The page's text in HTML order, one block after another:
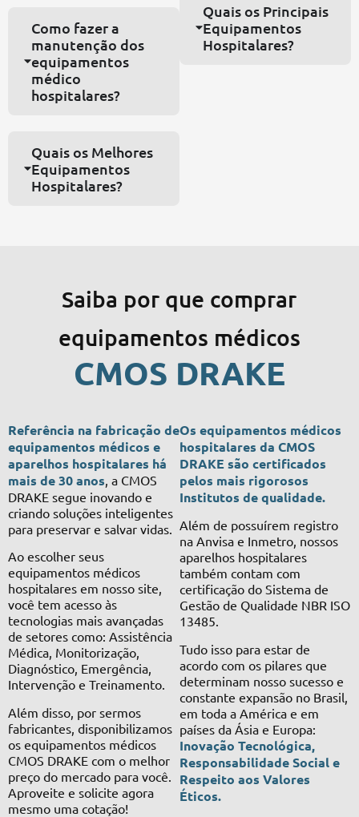
Como fazer a
manutenção dos
equipamentos
médico
hospitalares?
Quais os Melhores
Equipamentos
Hospitalares?
Quais os Principais
Equipamentos
Hospitalares?
Saiba por que comprar
equipamentos médicos
CMOS DRAKE
Referência na fabricação de
equipamentos médicos e
aparelhos hospitalares há
mais de 30 anos , a CMOS
DRAKE segue inovando e
criando soluções inteligentes
para preservar e salvar vidas.
Ao escolher seus
equipamentos médicos
hospitalares em nosso site,
você tem acesso às
tecnologias mais avançadas
de setores como: Assistência
Médica, Monitorização,
Diagnóstico, Emergência,
Intervenção e Treinamento.
Além disso, por sermos
fabricantes, disponibilizamos
os equipamentos médicos
CMOS DRAKE com o melhor
preço do mercado para você.
Aproveite e solicite agora
mesmo uma cotação!
Os equipamentos médicos
hospitalares da CMOS
DRAKE são certificados
pelos mais rigorosos
Institutos de qualidade.
Além de possuírem registro
na Anvisa e Inmetro, nossos
aparelhos hospitalares
também contam com
certificação do Sistema de
Gestão de Qualidade NBR ISO
13485.
Tudo isso para estar de
acordo com os pilares que
determinam nosso sucesso e
constante expansão no Brasil,
em toda a América e em
países da Ásia e Europa:
Inovação Tecnológica,
Responsabilidade Social e
Respeito aos Valores
Éticos.